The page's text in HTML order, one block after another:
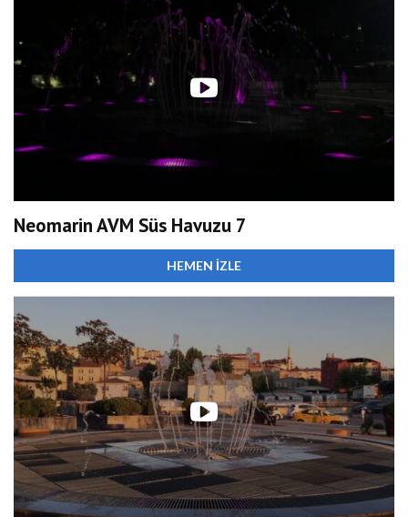
Neomarin AVM Süs Havuzu 7
HEMEN İZLE